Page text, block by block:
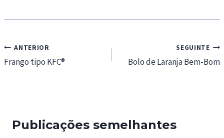
Navegação
de
ANTERIOR
Frango tipo KFC®
SEGUINTE
Bolo de Laranja Bem-Bom
Publicações semelhantes